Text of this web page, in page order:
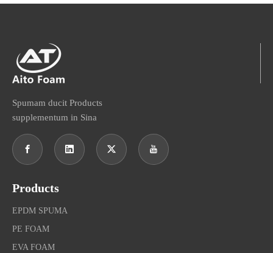
Spumam ducit Products
supplementum in Sina
Products
EPDM SPUMA
PE FOAM
EVA FOAM